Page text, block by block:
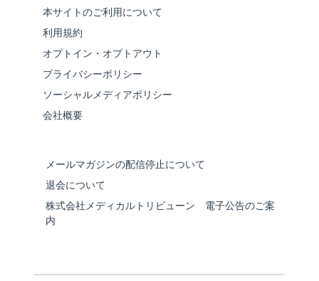
本サイトのご利用について
利用規約
オプトイン・オプトアウト
プライバシーポリシー
ソーシャルメディアポリシー
会社概要
メールマガジンの配信停止について
退会について
株式会社メディカルトリビューン 電子公告のご案
内